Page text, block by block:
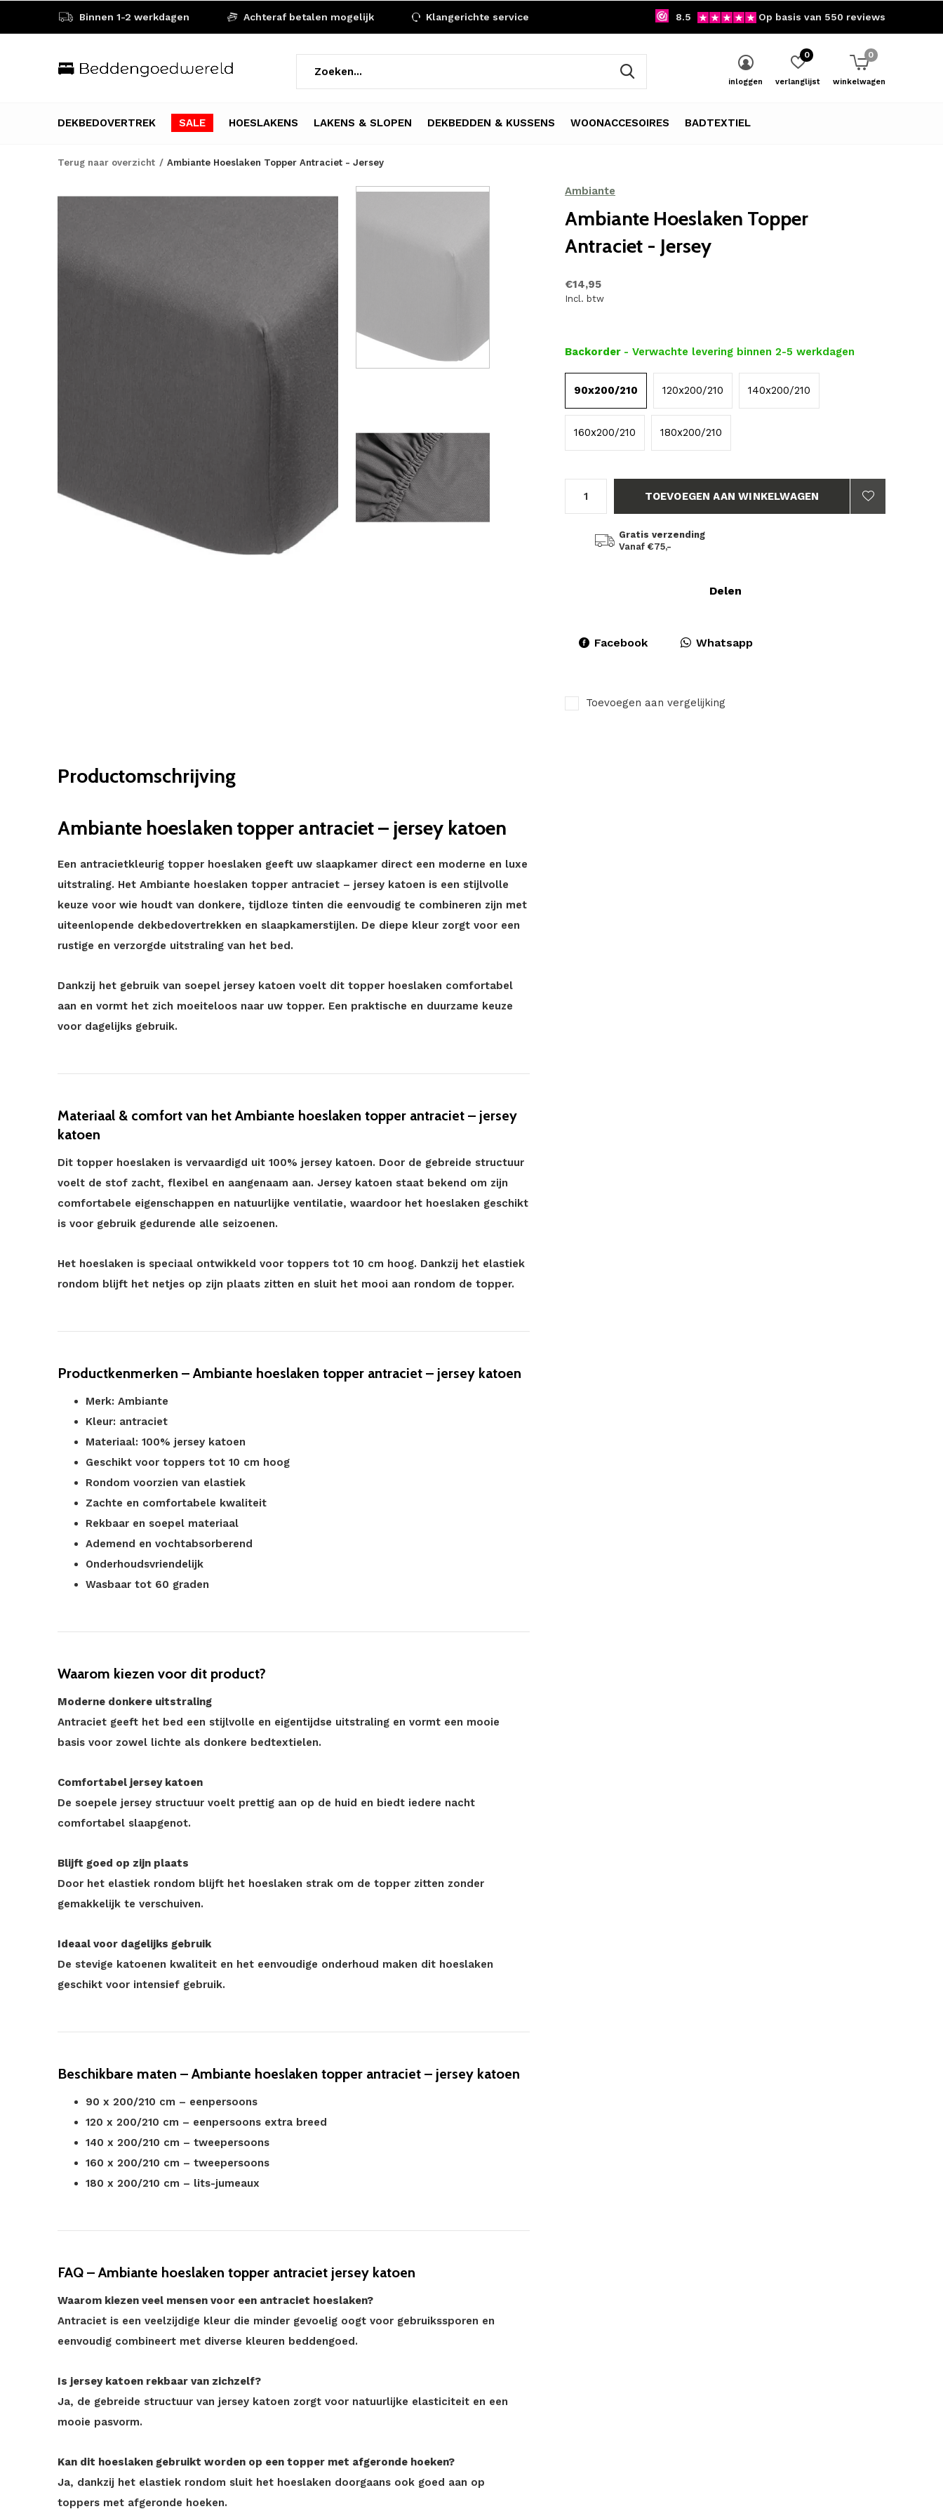
DEKBEDOVERTREK SALE HOESLAKENS LAKENS & SLOPEN DEKBEDDEN & KUSSENS WOONACCESOIRES BADTEXTIEL
inloggen verlanglijst
0
winkelwagen
0
Binnen 1-2 werkdagen Achteraf betalen mogelijk Klangerichte service 8.5 Op basis van 550 reviews
Terug naar overzicht Ambiante Hoeslaken Topper Antraciet - Jersey
Ambiante
Ambiante Hoeslaken Topper
Antraciet - Jersey
€14,95
Incl. btw
Backorder - Verwachte levering binnen 2-5 werkdagen
90x200/210 120x200/210 140x200/210
160x200/210 180x200/210
TOEVOEGEN AAN WINKELWAGEN
Gratis verzending
Vanaf €75,-
Delen
Facebook Whatsapp
Toevoegen aan vergelijking
Productomschrijving
Ambiante hoeslaken topper antraciet – jersey katoen
Een antracietkleurig topper hoeslaken geeft uw slaapkamer direct een moderne en luxe
uitstraling. Het Ambiante hoeslaken topper antraciet – jersey katoen is een stijlvolle
keuze voor wie houdt van donkere, tijdloze tinten die eenvoudig te combineren zijn met
uiteenlopende dekbedovertrekken en slaapkamerstijlen. De diepe kleur zorgt voor een
rustige en verzorgde uitstraling van het bed.
Dankzij het gebruik van soepel jersey katoen voelt dit topper hoeslaken comfortabel
aan en vormt het zich moeiteloos naar uw topper. Een praktische en duurzame keuze
voor dagelijks gebruik.
Materiaal & comfort van het Ambiante hoeslaken topper antraciet – jersey
katoen
Dit topper hoeslaken is vervaardigd uit 100% jersey katoen. Door de gebreide structuur
voelt de stof zacht, flexibel en aangenaam aan. Jersey katoen staat bekend om zijn
comfortabele eigenschappen en natuurlijke ventilatie, waardoor het hoeslaken geschikt
is voor gebruik gedurende alle seizoenen.
Het hoeslaken is speciaal ontwikkeld voor toppers tot 10 cm hoog. Dankzij het elastiek
rondom blijft het netjes op zijn plaats zitten en sluit het mooi aan rondom de topper.
Productkenmerken – Ambiante hoeslaken topper antraciet – jersey katoen
Merk: Ambiante
Kleur: antraciet
Materiaal: 100% jersey katoen
Geschikt voor toppers tot 10 cm hoog
Rondom voorzien van elastiek
Zachte en comfortabele kwaliteit
Rekbaar en soepel materiaal
Ademend en vochtabsorberend
Onderhoudsvriendelijk
Wasbaar tot 60 graden
Waarom kiezen voor dit product?
Moderne donkere uitstraling
Antraciet geeft het bed een stijlvolle en eigentijdse uitstraling en vormt een mooie
basis voor zowel lichte als donkere bedtextielen.
Comfortabel jersey katoen
De soepele jersey structuur voelt prettig aan op de huid en biedt iedere nacht
comfortabel slaapgenot.
Blijft goed op zijn plaats
Door het elastiek rondom blijft het hoeslaken strak om de topper zitten zonder
gemakkelijk te verschuiven.
Ideaal voor dagelijks gebruik
De stevige katoenen kwaliteit en het eenvoudige onderhoud maken dit hoeslaken
geschikt voor intensief gebruik.
Beschikbare maten – Ambiante hoeslaken topper antraciet – jersey katoen
90 x 200/210 cm – eenpersoons
120 x 200/210 cm – eenpersoons extra breed
140 x 200/210 cm – tweepersoons
160 x 200/210 cm – tweepersoons
180 x 200/210 cm – lits-jumeaux
FAQ – Ambiante hoeslaken topper antraciet jersey katoen
Waarom kiezen veel mensen voor een antraciet hoeslaken?
Antraciet is een veelzijdige kleur die minder gevoelig oogt voor gebruikssporen en
eenvoudig combineert met diverse kleuren beddengoed.
Is jersey katoen rekbaar van zichzelf?
Ja, de gebreide structuur van jersey katoen zorgt voor natuurlijke elasticiteit en een
mooie pasvorm.
Kan dit hoeslaken gebruikt worden op een topper met afgeronde hoeken?
Ja, dankzij het elastiek rondom sluit het hoeslaken doorgaans ook goed aan op
toppers met afgeronde hoeken.